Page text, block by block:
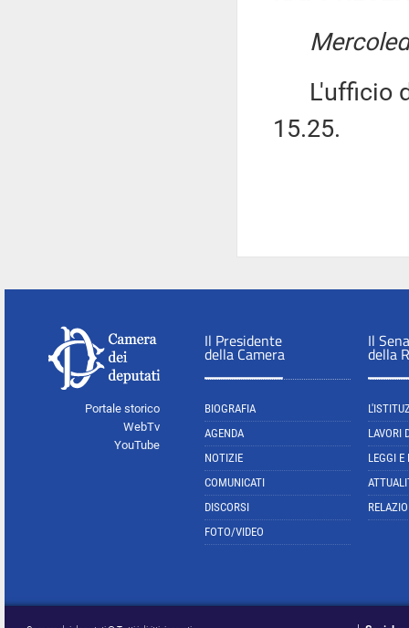
L'ufficio di
15.25.
Portale storico
WebTv
YouTube
Il Presidente
della Camera
BIOGRAFIA
AGENDA
NOTIZIE
COMUNICATI
DISCORSI
FOTO/VIDEO
Il
della
LAVORI
LEGGI E